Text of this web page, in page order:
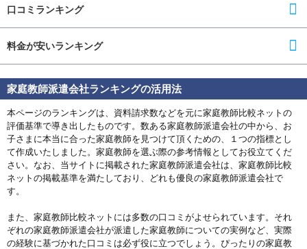
口コミランキング
料金が安いランキング
家庭教師派遣会社ランキングの活用法
本ページのランキングは、資料請求数などを元に家庭教師比較ネットの
評価基準で導き出したものです。数ある家庭教師派遣会社の中から、お
子さまに本当に合った家庭教師を見つけて頂くための、１つの指標とし
て作成いたしました。家庭教師を選ぶ際の参考情報としてお役立てくだ
さい。なお、当サイトに掲載された家庭教師派遣会社は、家庭教師比較
ネットの掲載基準を満たしており、どれも優良の家庭教師派遣会社で
す。
また、家庭教師比較ネットには多数の口コミがよせられています。それ
ぞれの家庭教師派遣会社が派遣した家庭教師についての実例など、実際
の経験に基づかれた口コミは必ず役に立つでしょう。ぴったりの家庭教